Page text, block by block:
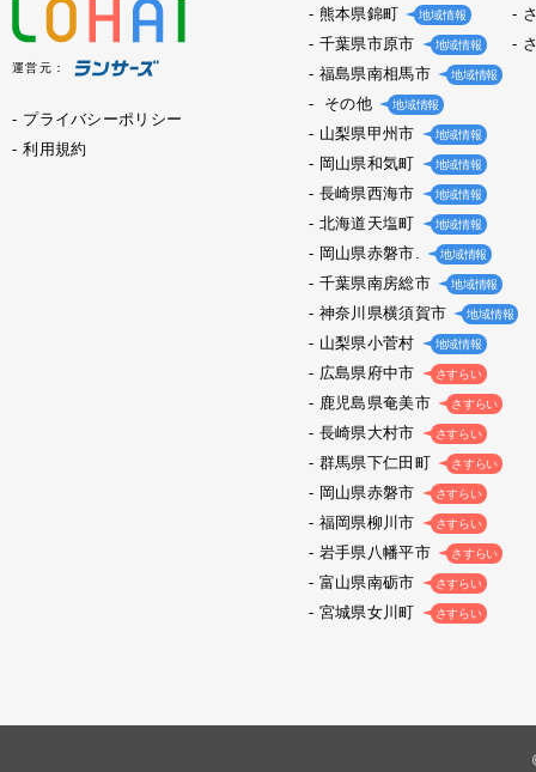
運営元：
プライバシーポリシー
利用規約
熊本県錦町 地域情報
千葉県市原市 地域情報
福島県南相馬市 地域情報
その他 地域情報
山梨県甲州市 地域情報
岡山県和気町 地域情報
長崎県西海市 地域情報
北海道天塩町 地域情報
岡山県赤磐市. 地域情報
千葉県南房総市 地域情報
神奈川県横須賀市 地域情報
山梨県小菅村 地域情報
広島県府中市 さすらい
鹿児島県奄美市 さすらい
長崎県大村市 さすらい
群馬県下仁田町 さすらい
岡山県赤磐市 さすらい
福岡県柳川市 さすらい
岩手県八幡平市 さすらい
富山県南砺市 さすらい
宮城県女川町 さすらい